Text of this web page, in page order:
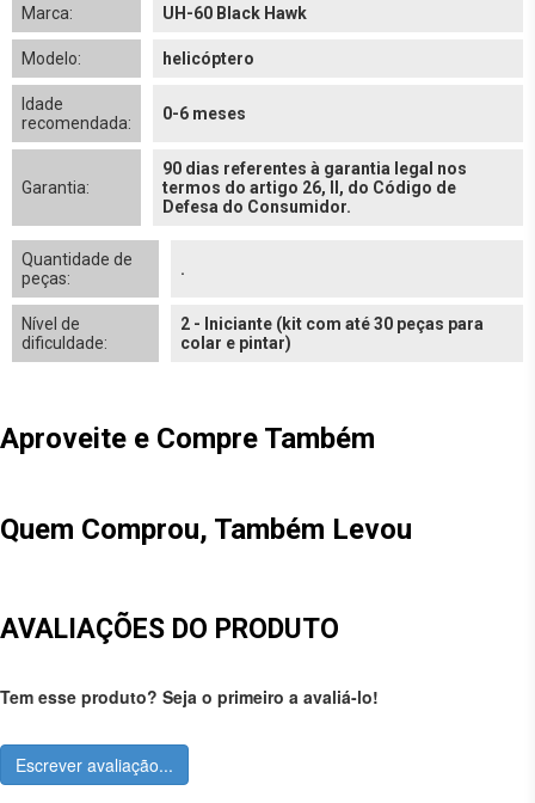
Marca: UH-60 Black Hawk
Modelo: helicóptero
Idade
recomendada:
0-6 meses
Garantia:
90 dias referentes à garantia legal nos
termos do artigo 26, II, do Código de
Defesa do Consumidor.
Quantidade de
peças:
.
Nível de
dificuldade:
2 - Iniciante (kit com até 30 peças para
colar e pintar)
Aproveite e Compre Também
Quem Comprou, Também Levou
AVALIAÇÕES DO PRODUTO
Tem esse produto? Seja o primeiro a avaliá-lo!
Escrever avaliação...